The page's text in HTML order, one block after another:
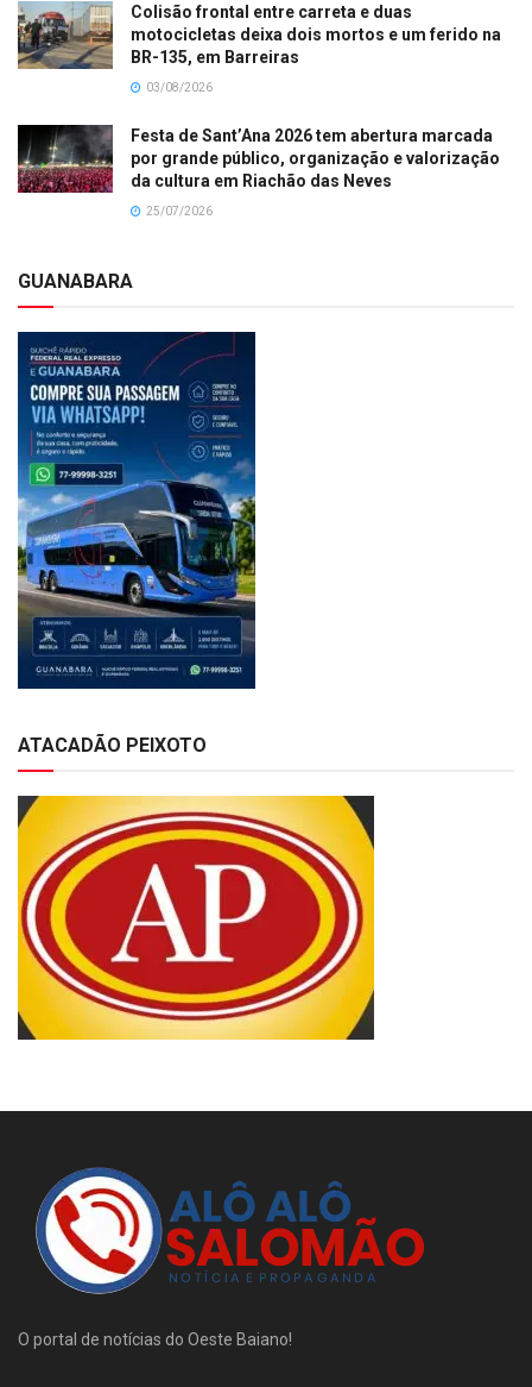
Colisão frontal entre carreta e duas
motocicletas deixa dois mortos e um ferido na
BR-135, em Barreiras
03/08/2026
Festa de Sant’Ana 2026 tem abertura marcada
por grande público, organização e valorização
da cultura em Riachão das Neves
25/07/2026
GUANABARA
ATACADÃO PEIXOTO
O portal de notícias do Oeste Baiano!